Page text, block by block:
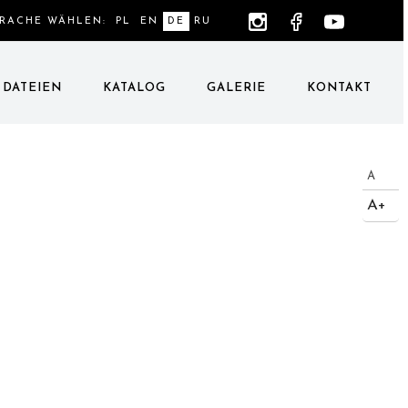
WÄHLEN: PL EN DE RU
DATEIEN KATALOG GALERIE KONTAKT
A
A+